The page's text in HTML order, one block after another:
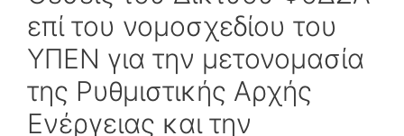
επί του νομοσχεδίου του
ΥΠΕΝ για την μετονομασία
της Ρυθμιστικής Αρχής
Ενέργειας και την